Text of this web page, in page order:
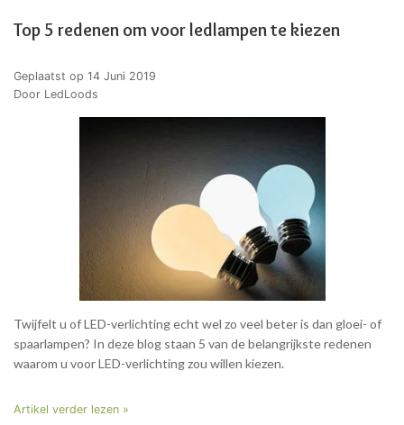
Top 5 redenen om voor ledlampen te kiezen
Geplaatst op 14 Juni 2019
Door LedLoods
Twijfelt u of LED-verlichting echt wel zo veel beter is dan gloei- of
spaarlampen? In deze blog staan 5 van de belangrijkste redenen
waarom u voor LED-verlichting zou willen kiezen.
Artikel verder lezen »